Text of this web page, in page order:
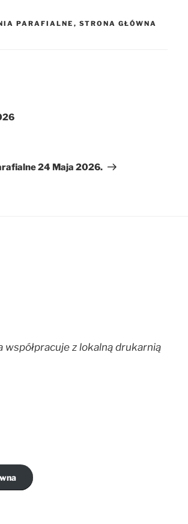
PARAFIALNE , STRONA GŁÓWNA
24 Maja 2026.
współpracuje z lokalną drukarnią